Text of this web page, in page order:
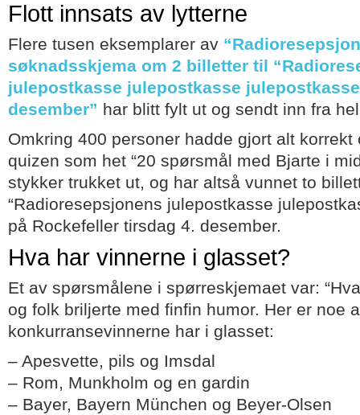
Flott innsats av lytterne
Flere tusen eksemplarer av
søknadsskjema om 2 billetter til
julepostkasse julepostkasse
desember” har blitt fylt ut og sendt inn fra
Omkring 400 personer hadde gjort alt
quizen som het “20 spørsmål med Bjarte i
stykker trukket ut, og har altså vunnet to
“Radioresepsjonens julepostkasse
på Rockefeller tirsdag 4. desember.
Hva har vinnerne i glasset?
Et av spørsmålene i spørreskjemaet var:
og folk briljerte med finfin humor. Her er noe
konkurransevinnerne har i glasset:
– Apesvette, pils og Imsdal
– Rom, Munkholm og en gardin
– Bayer, Bayern München og Beyer-Olsen